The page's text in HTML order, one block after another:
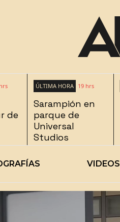
de
ÚLTIMA HORA 19 hrs
Sarampión en
parque de
Universal
Studios
VIDEOS